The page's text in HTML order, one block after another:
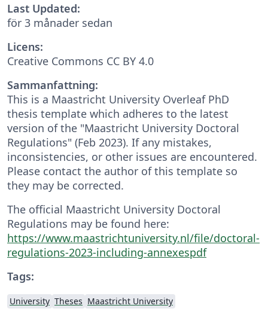
Last Updated:
för 3 månader sedan
Licens:
Creative Commons CC BY 4.0
Sammanfattning:
This is a Maastricht University Overleaf PhD
thesis template which adheres to the latest
version of the "Maastricht University Doctoral
Regulations" (Feb 2023). If any mistakes,
inconsistencies, or other issues are encountered.
Please contact the author of this template so
they may be corrected.
The official Maastricht University Doctoral
Regulations may be found here:
https://www.maastrichtuniversity.nl/file/doctoral-
regulations-2023-including-annexespdf
Tags:
University Theses Maastricht University